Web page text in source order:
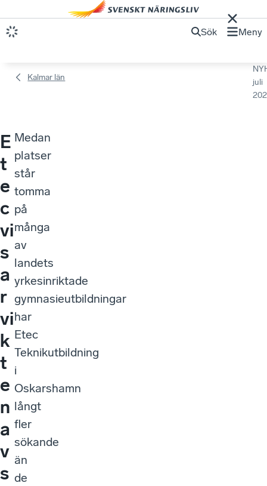
Sök Meny
Kalmar län
juli
E
t
e
c
vi
s
a
r
vi
k
t
e
n
a
v
s
Medan
platser
står
tomma
på
många
av
landets
yrkesinriktade
gymnasieutbildningar
har
Etec
Teknikutbildning
i
Oskarshamn
långt
fler
sökande
än
de